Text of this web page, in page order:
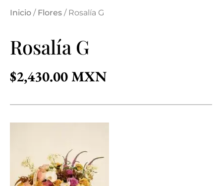
Inicio / Flores / Rosalía G
Rosalía G
$2,430.00